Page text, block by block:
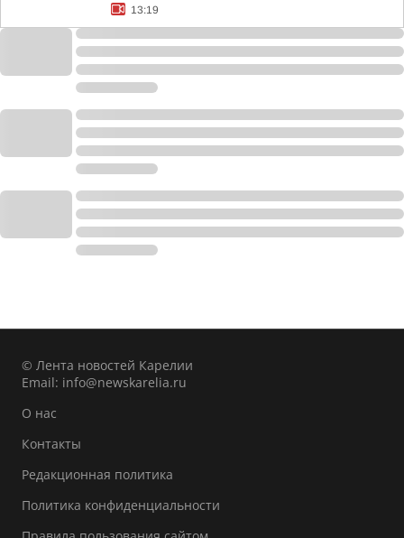
13:19
© Лента новостей Карелии
Email: info@newskarelia.ru
О нас
Контакты
Редакционная политика
Политика конфиденциальности